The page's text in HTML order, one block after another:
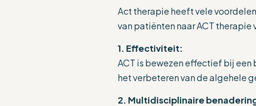
Act therapie heeft vele
van patiënten naar ACT
1. Effectiviteit:
ACT is bewezen effectief bij
het verbeteren van de algehele
2. Multidisciplinaire